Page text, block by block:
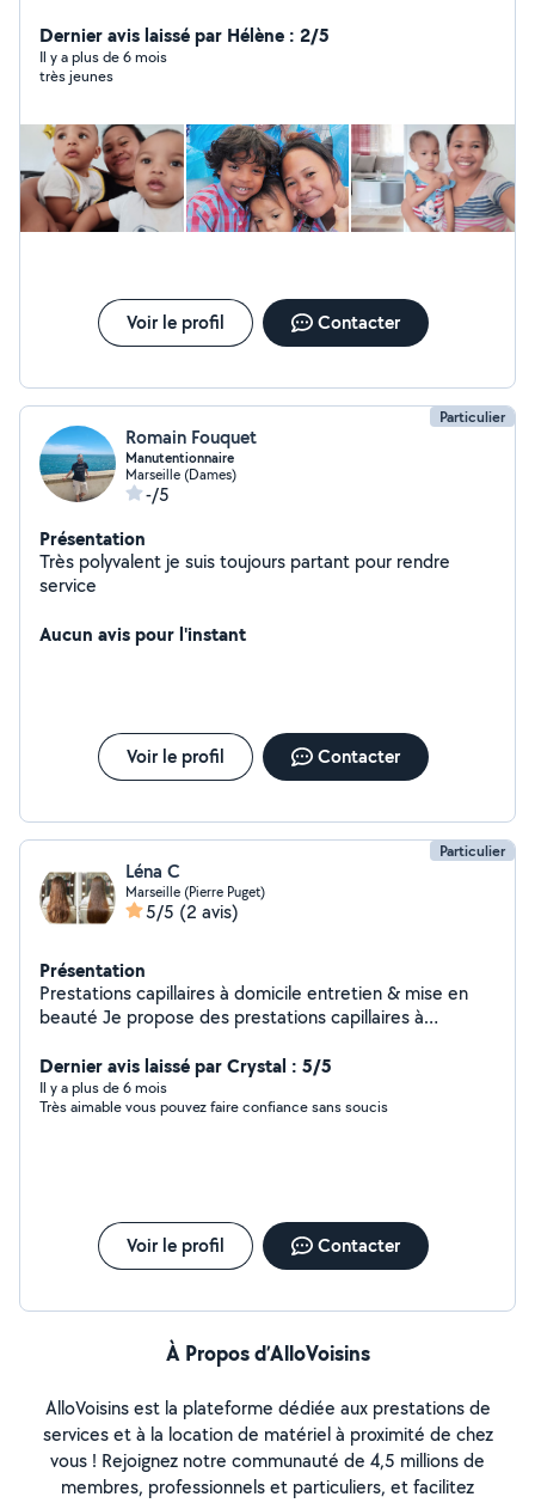
très calme et solidaire. Merci de me contacter si
intéressé, pas sérieux à s´abstenir.
Dernier avis laissé par Hélène : 2/5
Il y a plus de 6 mois
très jeunes
Voir le profil Contacter
Particulier
Romain Fouquet
Manutentionnaire
Marseille (Dames)
-/5
Présentation
Très polyvalent je suis toujours partant pour rendre
service
Aucun avis pour l'instant
Voir le profil Contacter
Particulier
Léna C
Marseille (Pierre Puget)
5/5 (2 avis)
Présentation
Prestations capillaires à domicile entretien & mise en
beauté Je propose des prestations capillaires à
application de produits capillaires mise en beauté et
conseils d'entretien Moment détente et confort chez
vous. Déplacement possible sur Marseille et alentours.
Dernier avis laissé par Crystal : 5/5
Il y a plus de 6 mois
Très aimable vous pouvez faire confiance sans soucis
Voir le profil Contacter
À Propos d’AlloVoisins
AlloVoisins est la plateforme dédiée aux prestations de
services et à la location de matériel à proximité de chez
vous ! Rejoignez notre communauté de 4,5 millions de
membres, professionnels et particuliers, et facilitez